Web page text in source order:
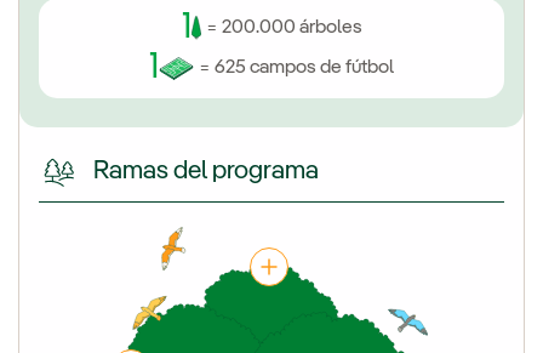
1 = 200.000 árboles
1 = 625 campos de fútbol
Ramas del programa